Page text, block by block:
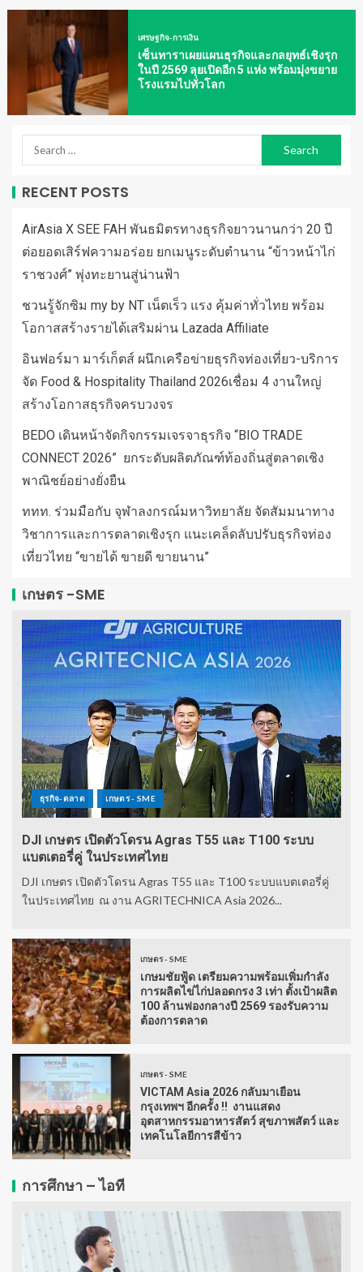
เศรษฐกิจ-การเงิน
เซ็นทาราเผยแผนธุรกิจและกลยุทธ์เชิงรุก
ในปี 2569 ลุยเปิดอีก 5 แห่ง พร้อมมุ่งขยาย
โรงแรมไปทั่วโลก
RECENT POSTS
AirAsia X SEE FAH พันธมิตรทางธุรกิจยาวนานกว่า 20 ปี
ต่อยอดเสิร์ฟความอร่อย ยกเมนูระดับตำนาน “ข้าวหน้าไก่
ราชวงศ์” พุ่งทะยานสู่น่านฟ้า
ชวนรู้จักซิม my by NT เน็ตเร็ว แรง คุ้มค่าทั่วไทย พร้อม
โอกาสสร้างรายได้เสริมผ่าน Lazada Affiliate
อินฟอร์มา มาร์เก็ตส์ ผนึกเครือข่ายธุรกิจท่องเที่ยว-บริการ
จัด Food & Hospitality Thailand 2026เชื่อม 4 งานใหญ่
สร้างโอกาสธุรกิจครบวงจร
BEDO เดินหน้าจัดกิจกรรมเจรจาธุรกิจ “BIO TRADE
CONNECT 2026” ยกระดับผลิตภัณฑ์ท้องถิ่นสู่ตลาดเชิง
พาณิชย์อย่างยั่งยืน
ททท. ร่วมมือกับ จุฬาลงกรณ์มหาวิทยาลัย จัดสัมมนาทาง
วิชาการและการตลาดเชิงรุก แนะเคล็ดลับปรับธุรกิจท่อง
เที่ยวไทย “ขายได้ ขายดี ขายนาน”
เกษตร -SME
ธุรกิจ-ตลาด เกษตร - SME
DJI เกษตร เปิดตัวโดรน Agras T55 และ T100 ระบบ
แบตเตอรี่คู่ ในประเทศไทย
DJI เกษตร เปิดตัวโดรน Agras T55 และ T100 ระบบแบตเตอรี่คู่
ในประเทศไทย ณ งาน AGRITECHNICA Asia 2026...
เกษตร - SME
เกษมชัยฟู้ด เตรียมความพร้อมเพิ่มกำลัง
การผลิตไข่ไก่ปลอดกรง 3 เท่า ตั้งเป้าผลิต
100 ล้านฟองกลางปี 2569 รองรับความ
ต้องการตลาด
เกษตร - SME
VICTAM Asia 2026 กลับมาเยือน
กรุงเทพฯ อีกครั้ง !! งานแสดง
อุตสาหกรรมอาหารสัตว์ สุขภาพสัตว์ และ
เทคโนโลยีการสีข้าว
การศึกษา – ไอที